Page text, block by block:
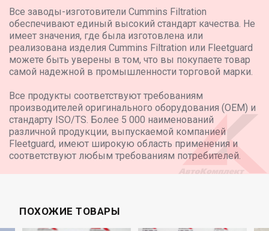
Все заводы-изготовители Cummins Filtration
обеспечивают единый высокий стандарт качества. Не
имеет значения, где была изготовлена или
реализована изделия Cummins Filtration или Fleetguard
можете быть уверены в том, что вы покупаете товар
самой надежной в промышленности торговой марки.
Все продукты соответствуют требованиям
производителей оригинального оборудования (OEM) и
стандарту ISO/TS. Более 5 000 наименований
различной продукции, выпускаемой компанией
Fleetguard, имеют широкую область применения и
соответствуют любым требованиям потребителей.
ПОХОЖИЕ ТОВАРЫ